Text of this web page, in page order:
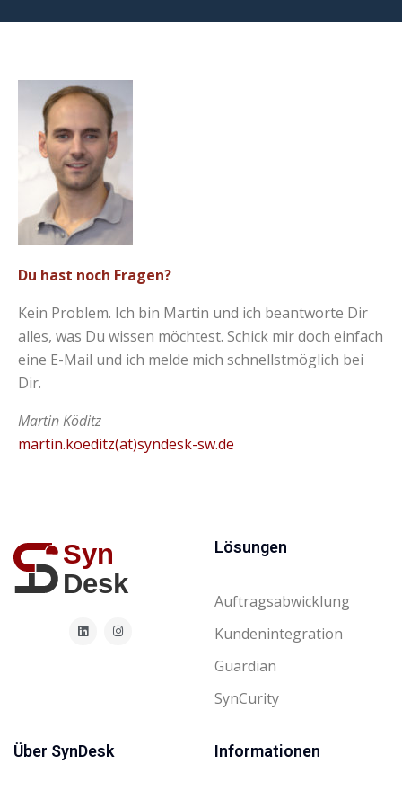
Du hast noch Fragen?
Kein Problem. Ich bin Martin und ich beantworte Dir
alles, was Du wissen möchtest. Schick mir doch einfach
eine E-Mail und ich melde mich schnellstmöglich bei
Dir.
Martin Köditz
martin.koeditz(at)syndesk-sw.de
Lösungen
Auftragsabwicklung
Kundenintegration
Guardian
SynCurity
Über SynDesk Informationen